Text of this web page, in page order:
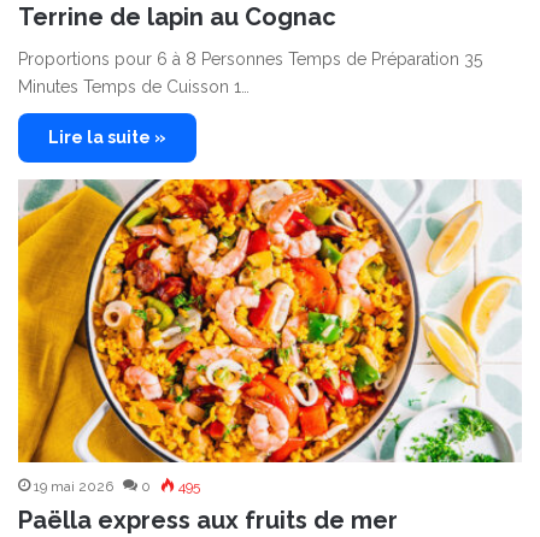
Terrine de lapin au Cognac
Proportions pour 6 à 8 Personnes Temps de Préparation 35
Minutes Temps de Cuisson 1…
Lire la suite »
19 mai 2026 0 495
Paëlla express aux fruits de mer